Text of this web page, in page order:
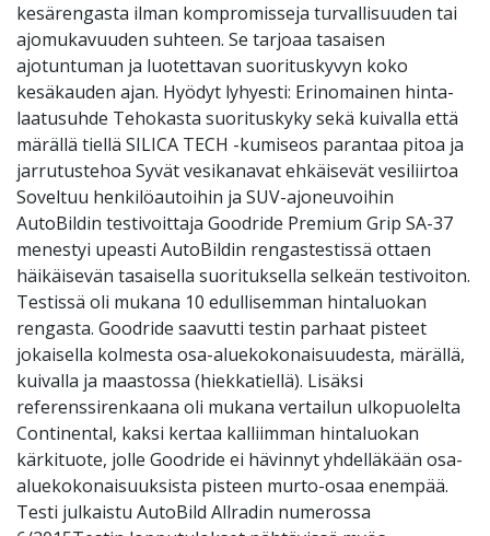
kesärengasta ilman kompromisseja turvallisuuden tai
ajomukavuuden suhteen. Se tarjoaa tasaisen
ajotuntuman ja luotettavan suorituskyvyn koko
kesäkauden ajan. Hyödyt lyhyesti: Erinomainen hinta-
laatusuhde Tehokasta suorituskyky sekä kuivalla että
märällä tiellä SILICA TECH -kumiseos parantaa pitoa ja
jarrutustehoa Syvät vesikanavat ehkäisevät vesiliirtoa
Soveltuu henkilöautoihin ja SUV-ajoneuvoihin
AutoBildin testivoittaja Goodride Premium Grip SA-37
menestyi upeasti AutoBildin rengastestissä ottaen
häikäisevän tasaisella suorituksella selkeän testivoiton.
Testissä oli mukana 10 edullisemman hintaluokan
rengasta. Goodride saavutti testin parhaat pisteet
jokaisella kolmesta osa-aluekokonaisuudesta, märällä,
kuivalla ja maastossa (hiekkatiellä). Lisäksi
referenssirenkaana oli mukana vertailun ulkopuolelta
Continental, kaksi kertaa kalliimman hintaluokan
kärkituote, jolle Goodride ei hävinnyt yhdelläkään osa-
aluekokonaisuuksista pisteen murto-osaa enempää.
Testi julkaistu AutoBild Allradin numerossa